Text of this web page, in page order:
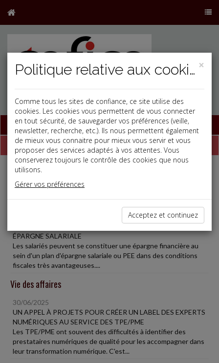
Base documentaire
Dépêches
Liste des dernières dépêches
ÉPARGNE SALARIALE
Les salariés peuvent se constituer une épargne financière au
sein d'un plan d'épargne salariale ou PEE dans des conditions
fiscales très avantageuses....
Vie des affaires
30/06/2025
UN APPEL À PROJETS POUR CRÉER UN LABEL DES EXPERTS
NUMÉRIQUES AU SERVICE DES TPE/PME
Les TPE/PME ont souvent des difficultés à identifier des
prestataires numériques de qualité pour les accompagner dans
leur transformation numérique. C'est...
×
Politique relative aux cookies
Comme tous les sites de confiance, ce site utilise des
cookies. Les cookies vous permettent de vous connecter
en tout sécurité, de sauvegarder vos préférences (veille,
newsletter, recherche, etc.). Ils nous permettent également
de mieux vous connaitre pour mieux vous servir et vous
proposer des services adaptés à vos attentes. Vous
conserverez toujours le contrôle des cookies que nous
utilisons.
Gérer vos préférences
Acceptez et continuez